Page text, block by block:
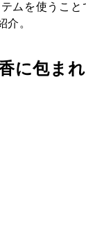
ムを使うこ
介。
に包ま